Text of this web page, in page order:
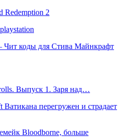
Redemption 2
Чит коды для Стива Майнкрафт
Выпуск 1. Заря над…
перегружен и страдает
Bloodborne, больше